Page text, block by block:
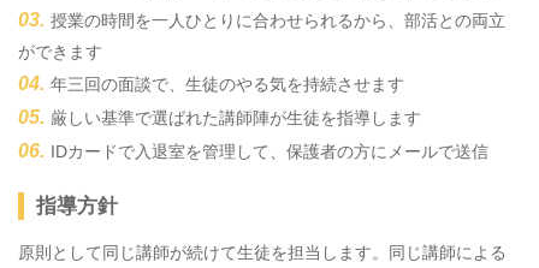
授業の時間を一人ひとりに合わせられるから、部活との両立
ができます
年三回の面談で、生徒のやる気を持続させます
厳しい基準で選ばれた講師陣が生徒を指導します
IDカードで入退室を管理して、保護者の方にメールで送信
指導方針
原則として同じ講師が続けて生徒を担当します。同じ講師による